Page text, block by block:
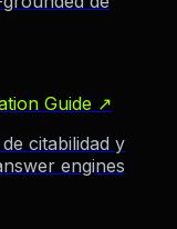
Guide ↗
citabilidad y
engines